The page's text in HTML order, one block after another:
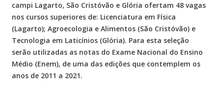
campi Lagarto, São Cristóvão e Glória ofertam 48 vagas
nos cursos superiores de: Licenciatura em Física
(Lagarto); Agroecologia e Alimentos (São Cristóvão) e
Tecnologia em Laticínios (Glória). Para esta seleção
serão utilizadas as notas do Exame Nacional do Ensino
Médio (Enem), de uma das edições que contemplem os
anos de 2011 a 2021.